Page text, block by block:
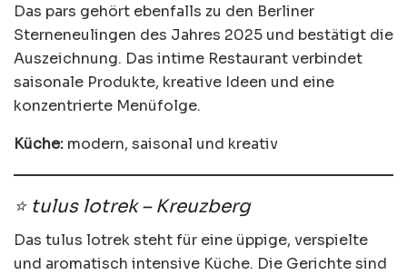
Das pars gehört ebenfalls zu den Berliner
Sterneneulingen des Jahres 2025 und bestätigt die
Auszeichnung. Das intime Restaurant verbindet
saisonale Produkte, kreative Ideen und eine
konzentrierte Menüfolge.
Küche: modern, saisonal und kreativ
⭐ tulus lotrek – Kreuzberg
Das tulus lotrek steht für eine üppige, verspielte
und aromatisch intensive Küche. Die Gerichte sind